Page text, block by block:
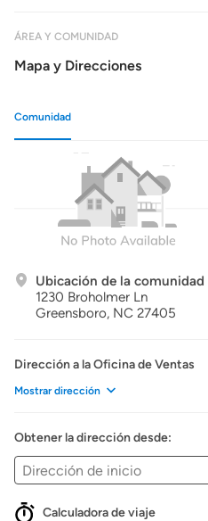
ÁREA Y COMUNIDAD
Mapa y Direcciones
Comunidad
Ubicación de la
1230 Broholmer Ln
Greensboro, NC 27405
Dirección a la Oficina de Ventas
Mostrar dirección
Obtener la dirección desde:
Calculadora de viaje